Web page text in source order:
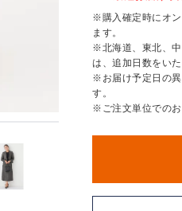
※購入確定時にオン
ます。
※北海道、東北、
は、追加日数をいた
※お届け予定日の異
す。
※ご注文単位でのお